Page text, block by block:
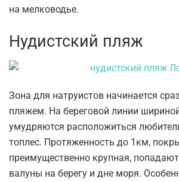
на мелководье.
Нудистский пляж
Зона для натруистов начинается
пляжем. На береговой линии
умудряются расположиться
топлес. Протяженность до 1км,
преимущественно крупная,
валуны на берегу и дне моря.